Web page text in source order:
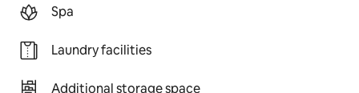
Spa
Laundry facilities
Additional storage space